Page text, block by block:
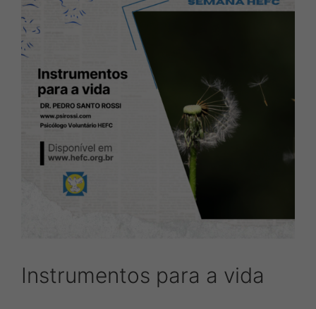
Instrumentos para a vida